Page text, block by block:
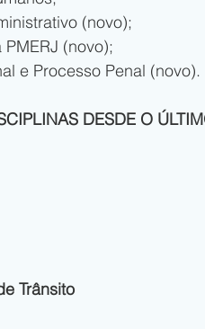
(novo);
(novo);
e Processo Penal (novo).
DESDE O
Trânsito